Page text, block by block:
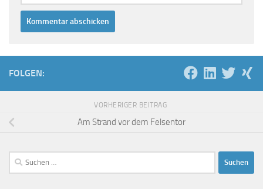
FOLGEN:
VORHERIGER BEITRAG
Am Strand vor dem Felsentor
Suchen
nach: